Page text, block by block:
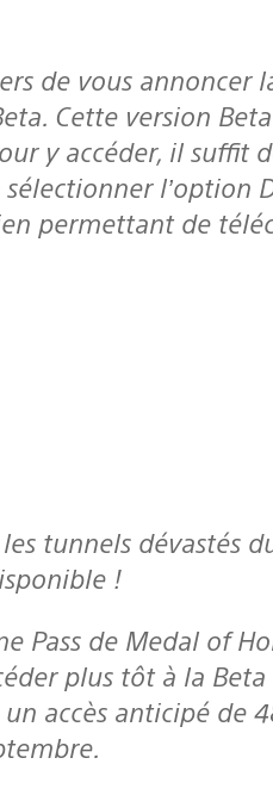
Cette version
y accéder, il suffit
l’option
permettant de
!
Pass de Medal of
plus tôt à la
accès anticipé de